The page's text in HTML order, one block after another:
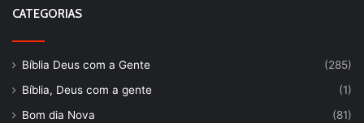
CATEGORIAS
Bíblia Deus com a Gente
(285)
Bíblia, Deus com a gente
(1)
Bom dia Nova
(81)